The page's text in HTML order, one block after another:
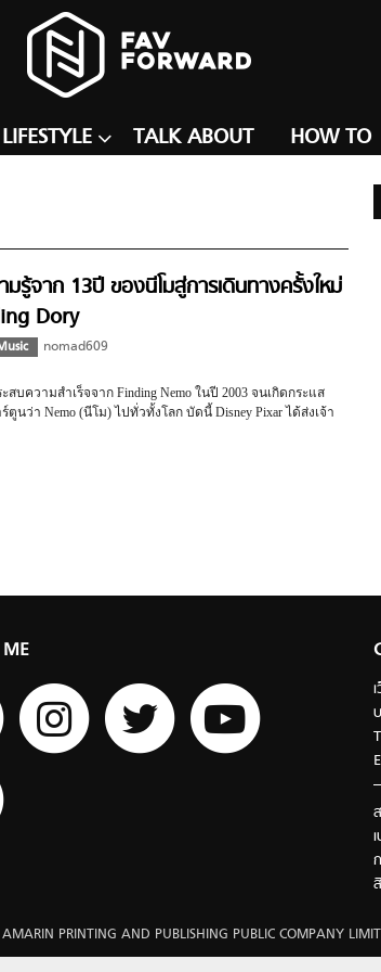
LIFESTYLE TALK ABOUT HOW TO
มรู้จาก 13ปี ของนีโมสู่การเดินทางครั้งใหม่
Dory
nomad609
บความสำเร็จจาก Finding Nemo ในปี 2003 จนเกิดกระแส
ตูนว่า Nemo (นีโม) ไปทั่วทั้งโลก บัดนี้ Disney Pixar ได้ส่งเจ้า
PRINTING AND PUBLISHING PUBLIC COMPANY